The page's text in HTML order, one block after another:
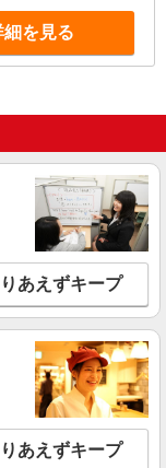
ル支援 1件：500円
額をお支払いいた
社負担。その他、支
細を見る
あえずキープ
あえずキープ